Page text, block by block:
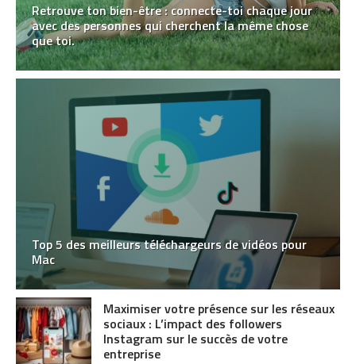
Retrouve ton bien-être : connecte-toi chaque jour
avec des personnes qui cherchent la même chose
que toi.
Top 5 des meilleurs téléchargeurs de vidéos pour
Mac
Maximiser votre présence sur les réseaux
sociaux : L’impact des followers
Instagram sur le succès de votre
entreprise